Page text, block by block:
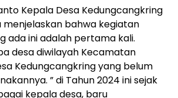
Kepala Desa Kedungcangkring
menjelaskan bahwa kegiatan
ada ini adalah pertama kali.
desa diwilayah Kecamatan
Kedungcangkring yang belum
” di Tahun 2024 ini sejak
kepala desa, baru